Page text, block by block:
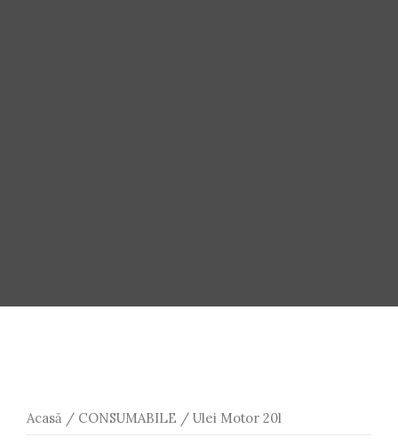
Acasă / CONSUMABILE / Ulei Motor 20l